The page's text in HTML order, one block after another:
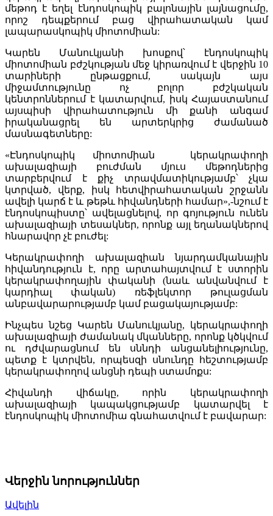
մեթոդ է եղել էնդոսկոպիկ բալոնային լայնացումը,
որոշ դեպքերում բաց վիրահատական կամ
լապարասկոպիկ միոտոմիան:
Կարեն Մանուկյանի խոսքով՝ էնդոսկոպիկ
միոտոմիան բժշկության մեջ կիրառվում է վերջին 10
տարիների ընթացքում, սակայն այս
միջամտությունը ոչ բոլոր բժշկական
կենտրոններում է կատարվում, իսկ Հայաստանում
այսպիսի վիրահատություն մի քանի անգամ
իրականացրել են արտերկրից ժամանած
մասնագետները:
«Էնդոսկոպիկ միոտոմիան կերակրափողի
ախալազիայի բուժման մյուս մեթոդներից
տարբերվում է քիչ տրավմատիկությամբ՝ չկա
կտրված, վերք, իսկ հետվիրահատական շրջանն
ավելի կարճ է և թեթև հիվանդների համար»,-նշում է
էնդոսկոպիստը՝ ավելացնելով, որ գոյություն ունեն
ախալազիայի տեսակներ, որոնք այլ եղանակներով
հնարավոր չէ բուժել:
Կերակրափողի ախալազիան նյարդամկանային
հիվանդություն է, որը արտահայտվում է ստորին
կերակրափողային փականի (նաև անվանվում է
կարդիալ փական) ռեֆլեկտոր թուլացման
անբավարարությամբ կամ բացակայությամբ:
Ինչպես նշեց Կարեն Մանուկյանը, կերակրափողի
ախալազիայի ժամանակ մկանները, որոնք կծկվում
ու դժվարացնում են սննդի անցանելիությունը,
պետք է կտրվեն, որպեսզի սնունդը հեշտությամբ
կերակրափողով անցնի դեպի ստամոքս:
Հիվանդի վիճակը, որին կերակրափողի
ախալազիայի կապակցությամբ կատարվել է
էնդոսկոպիկ միոտոմիա գնահատվում է բավարար:
Վերջին նորություններ
Ավելին